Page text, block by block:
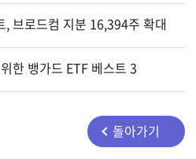
, 브로드컴 지분 16,394주 확대
한 뱅가드 ETF 베스트 3
돌아가기